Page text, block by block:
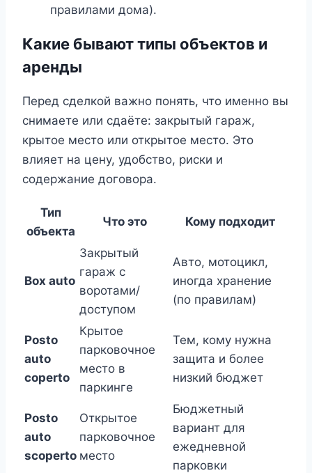
правилами дома).
Какие бывают типы объектов и
аренды
Перед сделкой важно понять, что именно вы
снимаете или сдаёте: закрытый гараж,
крытое место или открытое место. Это
влияет на цену, удобство, риски и
содержание договора.
Тип
объекта
Что это Кому подходит
Box auto
Закрытый
гараж с
воротами/
доступом
Авто, мотоцикл,
иногда хранение
(по правилам)
Posto
auto
coperto
Крытое
парковочное
место в
паркинге
Тем, кому нужна
защита и более
низкий бюджет
Posto
auto
scoperto
Открытое
парковочное
место
Бюджетный
вариант для
ежедневной
парковки